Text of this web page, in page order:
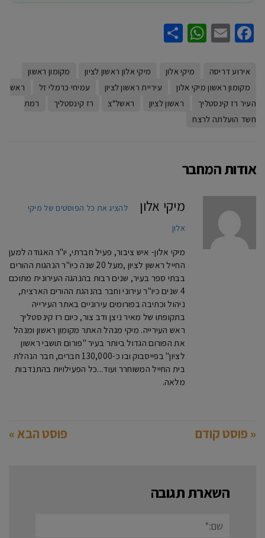
Facebook
Email
WhatsApp
אירוע דריסה מיקי אלון מיקי אלון ראשון לציון
מקומון ראשון
מקומון ראשון מיקי אלון
עיריית ראשון לציון עמיחי כרמלי זל
ראש
העיר רז קינסטליך
ראשון לציון ראשל"צ רז קינסטליך
רמת
חשד הועלתה לרצח
אודות המחבר
מיקי אלון
להציג את כל הפוסטים של מיקי
אלון
מיקי אלון- איש ציבור, פעיל חברתי, יו"ר האגודה למען
החייל ראשון לציון ,מעל 20 שנה כיו"ר הנהגות ההורים
בבתי ספר בעיר, שנים רבות בהנהגה העירונית מתוכם
4 שנים כיו"ר עירוני וחבר בהנהגת ההורים הארצית,
ניהול וכתיבה בפורומים עירוניים באתר העירייה
בתקופתו של מאיר ניצן ודב צור, כיום רז קינסטליך
ראש העירייה. מיקי מנהל האתר מקומון ראשון ומנהל
את הפורום הגדול ביותר בעיר "פורום תושבי ראשון
לציון" בפייסבוק ובו כ-130,000 חברים, חבר הנהלת
בית החייל המשוחרר ועוד...כל הפעילויות בהתנדבות
מלאה.
« פוסט קודם פוסט הבא »
השארת תגובה